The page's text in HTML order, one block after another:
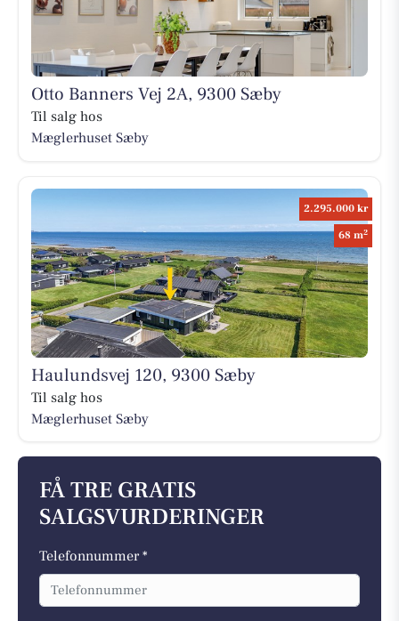
Otto Banners Vej 2A, 9300 Sæby
Til salg hos
Mæglerhuset Sæby
2.295.000 kr
68 m2
Haulundsvej 120, 9300 Sæby
Til salg hos
Mæglerhuset Sæby
FÅ TRE GRATIS
SALGSVURDERINGER
Telefonnummer *